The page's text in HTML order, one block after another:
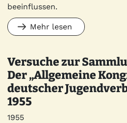
beeinflussen.
Mehr lesen
Versuche zur
Der „Allgemeine
deutscher
1955
Jahr
1955